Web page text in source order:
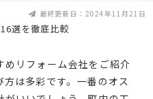
最終更新日：2024年11月21日
めリフォーム会社をご紹介
は多彩です。一番のオス